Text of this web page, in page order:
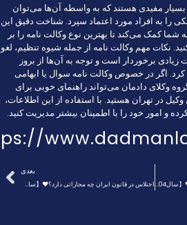
بسیار مفیدی هستند که به واسطه آن‌ها می‌توان
را به افراد مورد اعتماد سپرد. شناخت دقیق این
شما کمک می‌کند تا بهترین نوع وکالت نامه را بر
نکات مهم وکالت نامه از جمله شیوه تنظیم، لغو
زیادی برخوردار است و توجه به آن‌ها از بروز
اگر در خصوص وکالت نامه سوال یا ابهامی
وکلای دادمان می‌تواند راهنمای خوبی برای
در تهران هستید. با استفاده از این اطلاعات،
و امور خود را با اطمینان بیشتر مدیریت کنید.
نفقه فرزند دختر تا چند سالگی است؟❤️【سال1404】⚖️
بعدی
اختلاس در قانون ایران چه مجازاتی دارد؟❤️【سال1404】⚖️